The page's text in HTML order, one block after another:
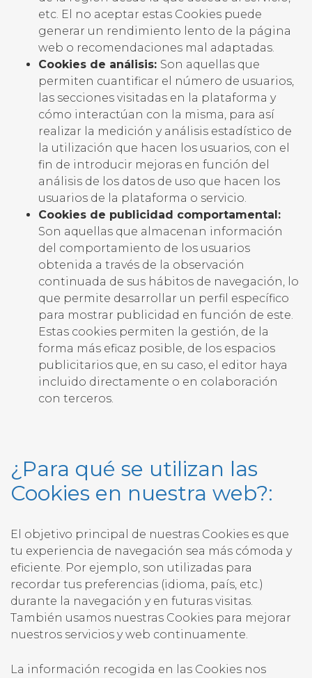
etc. El no aceptar estas Cookies puede
generar un rendimiento lento de la página
web o recomendaciones mal adaptadas.
Cookies de análisis: Son aquellas que
permiten cuantificar el número de usuarios,
las secciones visitadas en la plataforma y
cómo interactúan con la misma, para así
realizar la medición y análisis estadístico de
la utilización que hacen los usuarios, con el
fin de introducir mejoras en función del
análisis de los datos de uso que hacen los
usuarios de la plataforma o servicio.
Cookies de publicidad comportamental:
Son aquellas que almacenan información
del comportamiento de los usuarios
obtenida a través de la observación
continuada de sus hábitos de navegación, lo
que permite desarrollar un perfil específico
para mostrar publicidad en función de este.
Estas cookies permiten la gestión, de la
forma más eficaz posible, de los espacios
publicitarios que, en su caso, el editor haya
incluido directamente o en colaboración
con terceros.
¿Para qué se utilizan las
Cookies en nuestra web?:
El objetivo principal de nuestras Cookies es que
tu experiencia de navegación sea más cómoda y
eficiente. Por ejemplo, son utilizadas para
recordar tus preferencias (idioma, país, etc.)
durante la navegación y en futuras visitas.
También usamos nuestras Cookies para mejorar
nuestros servicios y web continuamente.
La información recogida en las Cookies nos